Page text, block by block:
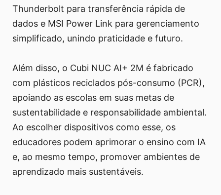
Thunderbolt para transferência rápida de
dados e MSI Power Link para gerenciamento
simplificado, unindo praticidade e futuro.
Além disso, o Cubi NUC AI+ 2M é fabricado
com plásticos reciclados pós-consumo (PCR),
apoiando as escolas em suas metas de
sustentabilidade e responsabilidade ambiental.
Ao escolher dispositivos como esse, os
educadores podem aprimorar o ensino com IA
e, ao mesmo tempo, promover ambientes de
aprendizado mais sustentáveis.